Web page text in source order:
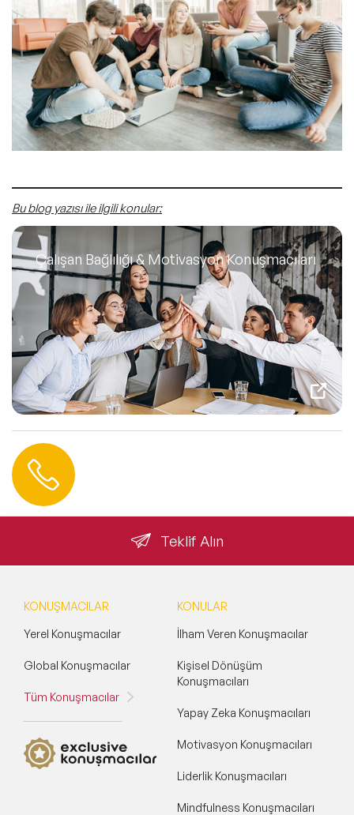
Bu blog yazısı ile ilgili konular:
Çalışan Bağlılığı & Motivasyon Konuşmacıları
Teklif Alın
KONUŞMACILAR
Yerel Konuşmacılar
Global Konuşmacılar
Tüm Konuşmacılar
KONULAR
İlham Veren Konuşmacılar
Kişisel Dönüşüm
Konuşmacıları
Yapay Zeka Konuşmacıları
Motivasyon Konuşmacıları
Liderlik Konuşmacıları
Mindfulness Konuşmacıları